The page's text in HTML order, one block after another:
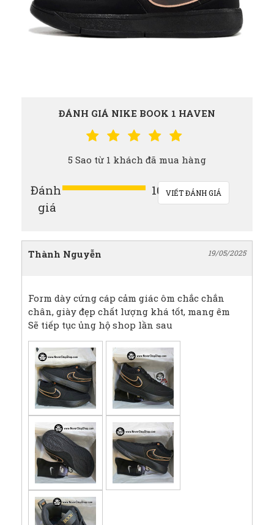
ĐÁNH GIÁ NIKE BOOK 1 HAVEN
5 Sao từ 1 khách đã mua hàng
Đánh
giá
100%VIẾT ĐÁNH GIÁ
Thành Nguyễn 19/05/2025
Form dày cứng cáp cảm giác ôm chắc chắn
chân, giày đẹp chất lượng khá tốt, mang êm
Sẽ tiếp tục ủng hộ shop lần sau